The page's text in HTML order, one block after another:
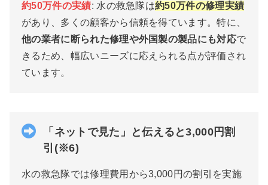
約50万件の実績: 水の救急隊は約50万件の修理実績
があり、多くの顧客から信頼を得ています。特に、
他の業者に断られた修理や外国製の製品にも対応で
きるため、幅広いニーズに応えられる点が評価され
ています。
「ネットで見た」と伝えると3,000円割
引(※6)
水の救急隊では修理費用から3,000円の割引を実施